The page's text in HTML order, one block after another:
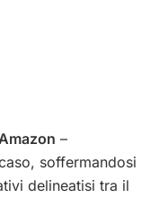
Amazon –
soffermandosi
delineatisi tra il